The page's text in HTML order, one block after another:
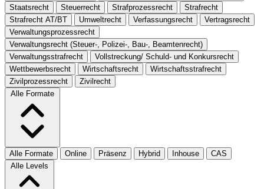
Staatsrecht
Steuerrecht Strafprozessrecht
Strafrecht
Strafrecht AT/BT
Umweltrecht Verfassungsrecht
Vertragsrecht
Verwaltungsprozessrecht
Verwaltungsrecht (Steuer-, Polizei-, Bau-, Beamtenrecht)
Verwaltungsstrafrecht
Vollstreckung/ Schuld- und Konkursrecht
Wettbewerbsrecht
Wirtschaftsrecht
Wirtschaftsstrafrecht
Zivilprozessrecht
Zivilrecht
Alle Formate
Alle Formate Online Präsenz Hybrid Inhouse
CAS
Alle Levels